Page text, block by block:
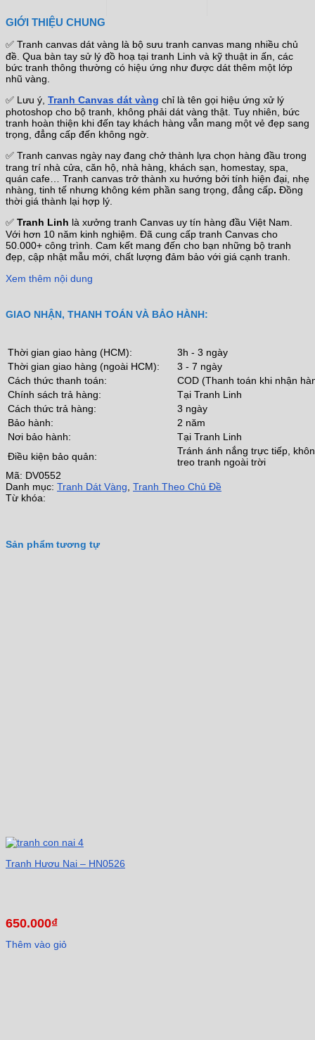
GIỚI THIỆU CHUNG
✅ Tranh canvas dát vàng là bộ sưu tranh canvas mang nhiều chủ
đề. Qua bàn tay sử lý đồ hoạ tại tranh Linh và kỹ thuật in ấn, các
bức tranh thông thường có hiệu ứng như được dát thêm một lớp
nhũ vàng.
✅ Lưu ý, Tranh Canvas dát vàng chỉ là tên gọi hiệu ứng xử lý
photoshop cho bộ tranh, không phải dát vàng thật. Tuy nhiên, bức
tranh hoàn thiện khi đến tay khách hàng vẫn mang một vẻ đẹp sang
trọng, đẳng cấp đến không ngờ.
✅ Tranh canvas ngày nay đang chở thành lựa chọn hàng đầu trong
trang trí nhà cửa, căn hộ, nhà hàng, khách sạn, homestay, spa,
quán cafe… Tranh canvas trở thành xu hướng bởi tính hiện đại, nhẹ
nhàng, tinh tế nhưng không kém phần sang trọng, đẳng cấp. Đồng
thời giá thành lại hợp lý.
✅ Tranh Linh là xưởng tranh Canvas uy tín hàng đầu Việt Nam.
Với hơn 10 năm kinh nghiệm. Đã cung cấp tranh Canvas cho
50.000+ công trình. Cam kết mang đến cho bạn những bộ tranh
đẹp, cập nhật mẫu mới, chất lượng đảm bảo với giá cạnh tranh.
Xem thêm nội dung
GIAO NHẬN, THANH TOÁN VÀ BẢO HÀNH:
Thời gian giao hàng (HCM):
3h - 3 ngày
Thời gian giao hàng (ngoài HCM):
3 - 7 ngày
Cách thức thanh toán:
COD (Thanh toán khi nhận
Chính sách trả hàng:
Tại Tranh Linh
Cách thức trả hàng:
3 ngày
Bảo hành:
2 năm
Nơi bảo hành:
Tại Tranh Linh
Điều kiện bảo quản:
Tránh ánh nắng trực tiếp,
treo tranh ngoài trời
Mã: DV0552
Danh mục: Tranh Dát Vàng Tranh Theo Chủ Đề
Từ khóa:
Sản phẩm tương tự
Tranh Hươu Nai – HN0526
650.000₫
Thêm vào giỏ